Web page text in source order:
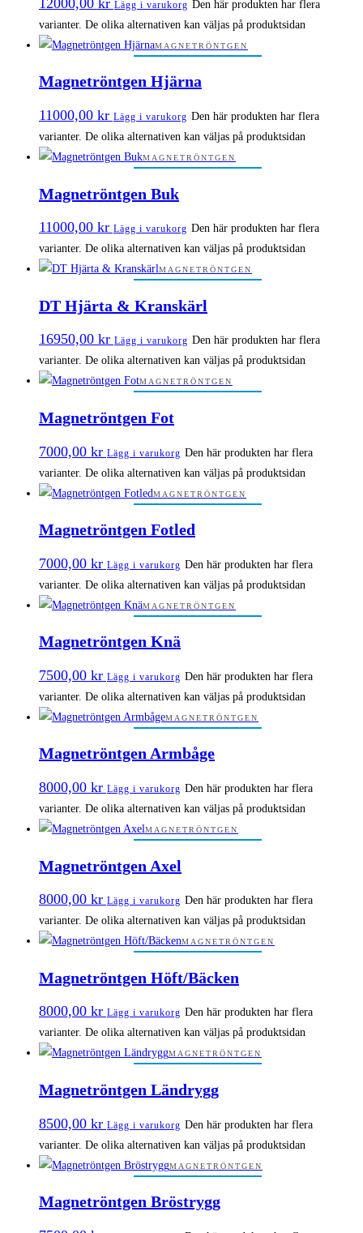
Lägg i varukorg Den här produkten har flera
varianter. De olika alternativen kan väljas på produktsidan
MAGNETRÖNTGEN
Magnetröntgen Hjärna
11000,00 kr Lägg i varukorg Den här produkten har flera
varianter. De olika alternativen kan väljas på produktsidan
MAGNETRÖNTGEN
Magnetröntgen Buk
11000,00 kr Lägg i varukorg Den här produkten har flera
varianter. De olika alternativen kan väljas på produktsidan
MAGNETRÖNTGEN
DT Hjärta & Kranskärl
16950,00 kr Lägg i varukorg Den här produkten har flera
varianter. De olika alternativen kan väljas på produktsidan
MAGNETRÖNTGEN
Magnetröntgen Fot
7000,00 kr Lägg i varukorg Den här produkten har flera
varianter. De olika alternativen kan väljas på produktsidan
MAGNETRÖNTGEN
Magnetröntgen Fotled
7000,00 kr Lägg i varukorg Den här produkten har flera
varianter. De olika alternativen kan väljas på produktsidan
MAGNETRÖNTGEN
Magnetröntgen Knä
7500,00 kr Lägg i varukorg Den här produkten har flera
varianter. De olika alternativen kan väljas på produktsidan
MAGNETRÖNTGEN
Magnetröntgen Armbåge
8000,00 kr Lägg i varukorg Den här produkten har flera
varianter. De olika alternativen kan väljas på produktsidan
MAGNETRÖNTGEN
Magnetröntgen Axel
8000,00 kr Lägg i varukorg Den här produkten har flera
varianter. De olika alternativen kan väljas på produktsidan
MAGNETRÖNTGEN
Magnetröntgen Höft/Bäcken
8000,00 kr Lägg i varukorg Den här produkten har flera
varianter. De olika alternativen kan väljas på produktsidan
MAGNETRÖNTGEN
Magnetröntgen Ländrygg
8500,00 kr Lägg i varukorg Den här produkten har flera
varianter. De olika alternativen kan väljas på produktsidan
MAGNETRÖNTGEN
Magnetröntgen Bröstrygg